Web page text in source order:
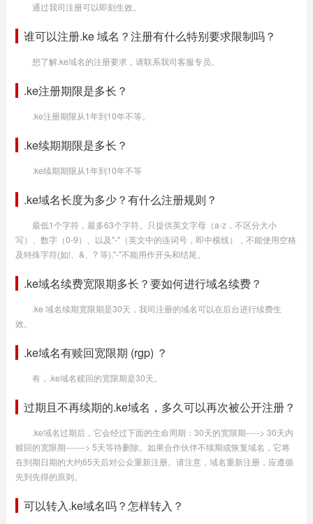
通过我司注册可以即刻生效。
谁可以注册.ke 域名？注册有什么特别要求限制吗？
想了解.ke域名的注册要求，请联系我司客服专员。
.ke注册期限是多长？
.ke注册期限从1年到10年不等。
.ke续期期限是多长？
.ke续期期限从1年到10年不等
.ke域名长度为多少？有什么注册规则？
最低1个字符，最多63个字符。只提供英文字母（a-z，不区分大小
写）、数字（0-9）、以及"-"（英文中的连词号，即中横线），不能使用空格
及特殊字符(如!、&、? 等),"-"不能用作开头和结尾。
.ke域名续费宽限期多长？要如何进行域名续费？
.ke 域名续期宽限期是30天，我司注册的域名可以在后台进行续费生
效。
.ke域名有赎回宽限期 (rgp) ？
有，.ke域名赎回的宽限期是30天。
过期且不再续期的.ke域名，多久可以再次被公开注册？
.ke域名过期后，它会经过下面的生命周期：30天的宽限期-----> 30天内
赎回的宽限期-------> 5天等待删除。如果合作伙伴不续期或恢复域名，它将
在到期日期的大约65天后对公众重新注册。请注意，域名重新注册，应遵循
先到先得的原则。
可以转入.ke域名吗？怎样转入？